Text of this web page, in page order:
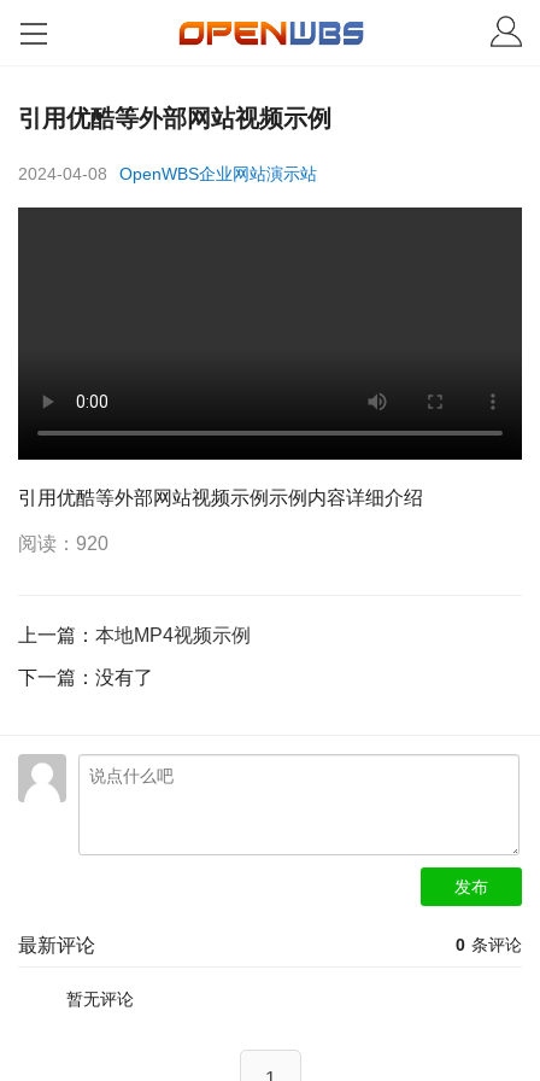
引用优酷等外部网站视频示例
2024-04-08 OpenWBS企业网站演示站
引用优酷等外部网站视频示例示例内容详细介绍
阅读：920
上一篇： 本地MP4视频示例
下一篇：没有了
发布
0 条评论
最新评论
暂无评论